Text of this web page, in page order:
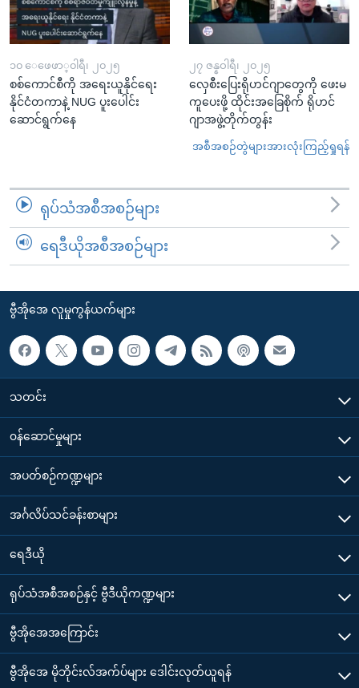
၁၀ ေဖေဖာ္၀ါရီ၊ ၂၀၂၅
စစ်ကောင်စီကို အရေးယူနိုင်ရေး
နိုင်ငံတကာနဲ့ NUG ပူးပေါင်း
ဆောင်ရွက်နေ
၂၇ ဇန္နဝါရီ၊ ၂၀၂၅
လှေစီးပြေးရိုဟင်ဂျာတွေကို ဖေးမ
ကူပေးဖို့ ထိုင်းအခြေစိုက် ရိုဟင်
ဂျာအဖွဲ့တိုက်တွန်း
အစီအစဉ်တွဲများအားလုံးကြည့်ရှုရန်
ရုပ်သံအစီအစဉ်များ
ရေဒီယိုအစီအစဉ်များ
ဗွီအိုအေ လူမှုကွန်ယက်များ
သတင်း
၀န်ဆောင်မှုများ
အပတ်စဉ်ကဏ္ဍများ
အင်္ဂလိပ်သင်ခန်းစာများ
ရေဒီယို
ရုပ်သံအစီအစဉ်နှင့် ဗွီဒီယိုကဏ္ဍများ
ဗွီအိုအေအကြောင်း
ဗွီအိုအေ မိုဘိုင်းလ်အက်ပ်များ ဒေါင်းလုတ်ယူရန်